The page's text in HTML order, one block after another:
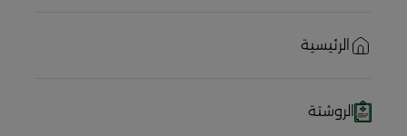
الرئيسية
الروشتة